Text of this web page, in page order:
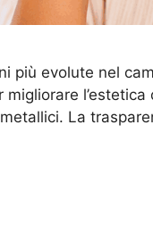
evolute nel
La